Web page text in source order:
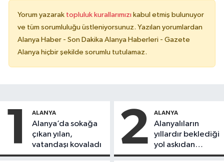
Yorum yazarak topluluk kurallarımızı kabul etmiş bulunuyor
ve tüm sorumluluğu üstleniyorsunuz. Yazılan yorumlardan
Alanya Haber - Son Dakika Alanya Haberleri - Gazete
Alanya hiçbir şekilde sorumlu tutulamaz.
1 ALANYA
Alanya’da sokağa
çıkan yılan,
vatandaşı kovaladı
2 ALANYA
Alanyalıların
yıllardır beklediği
yol askıdan
döndü